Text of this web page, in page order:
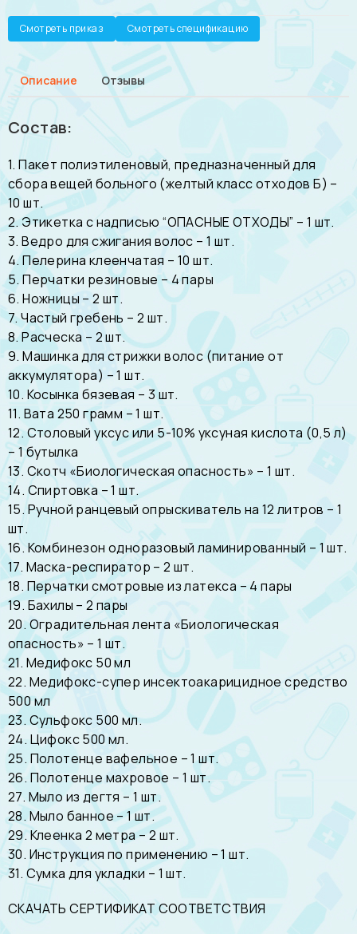
Смотреть приказ Смотреть спецификацию
Описание Отзывы
Состав:
1. Пакет полиэтиленовый, предназначенный для
сбора вещей больного (желтый класс отходов Б) –
10 шт.
2. Этикетка с надписью “ОПАСНЫЕ ОТХОДЫ” – 1 шт.
3. Ведро для сжигания волос – 1 шт.
4. Пелерина клеенчатая – 10 шт.
5. Перчатки резиновые – 4 пары
6. Ножницы – 2 шт.
7. Частый гребень – 2 шт.
8. Расческа – 2 шт.
9. Машинка для стрижки волос (питание от
аккумулятора) – 1 шт.
10. Косынка бязевая – 3 шт.
11. Вата 250 грамм – 1 шт.
12. Столовый уксус или 5-10% уксуная кислота (0,5 л)
– 1 бутылка
13. Скотч «Биологическая опасность» – 1 шт.
14. Спиртовка – 1 шт.
15. Ручной ранцевый опрыскиватель на 12 литров – 1
шт.
16. Комбинезон одноразовый ламинированный – 1 шт.
17. Маска-респиратор – 2 шт.
18. Перчатки смотровые из латекса – 4 пары
19. Бахилы – 2 пары
20. Оградительная лента «Биологическая
опасность» – 1 шт.
21. Медифокс 50 мл
22. Медифокс-супер инсектоакарицидное средство
500 мл
23. Сульфокс 500 мл.
24. Цифокс 500 мл.
25. Полотенце вафельное – 1 шт.
26. Полотенце махровое – 1 шт.
27. Мыло из дегтя – 1 шт.
28. Мыло банное – 1 шт.
29. Клеенка 2 метра – 2 шт.
30. Инструкция по применению – 1 шт.
31. Сумка для укладки – 1 шт.
СКАЧАТЬ СЕРТИФИКАТ СООТВЕТСТВИЯ